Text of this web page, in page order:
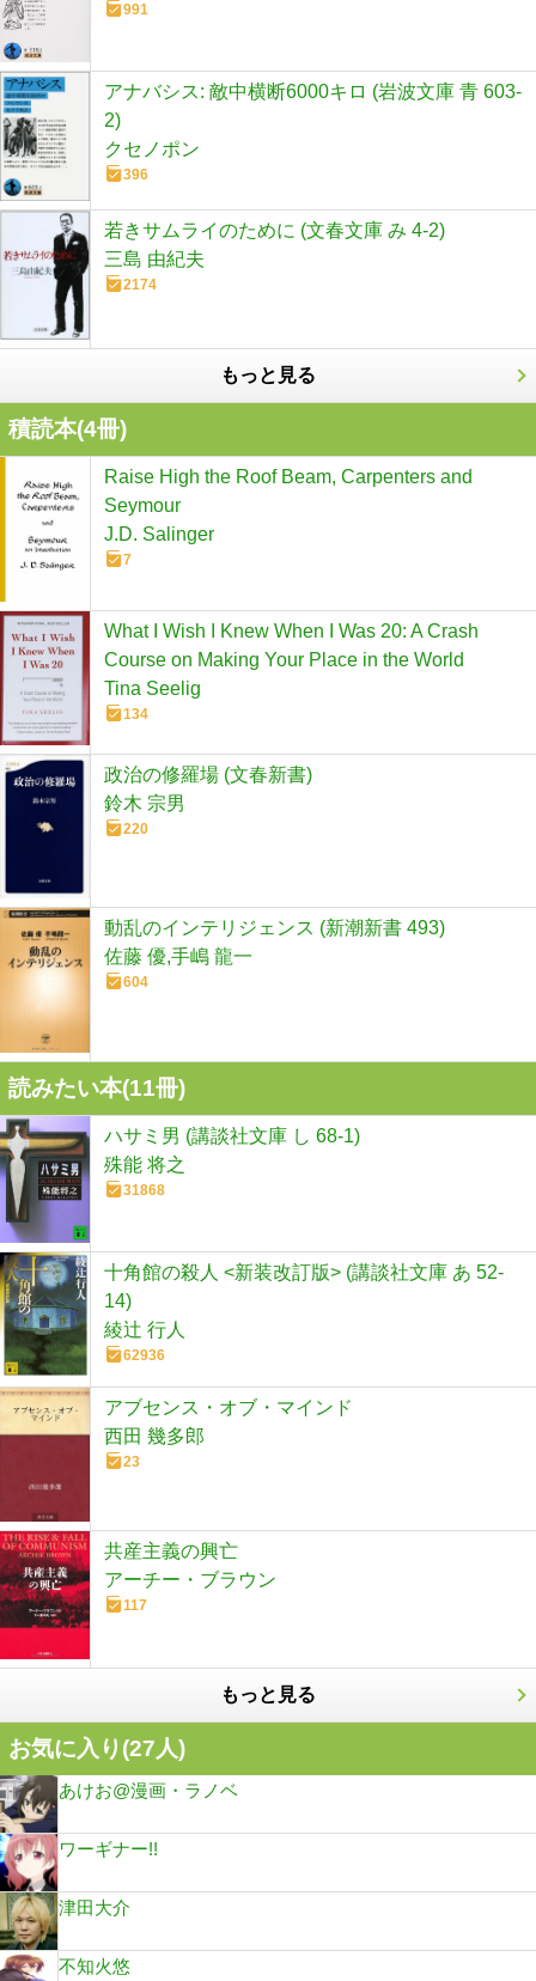
991
アナバシス: 敵中横断6000キロ (岩波文庫 青 603-
2)
クセノポン
396
若きサムライのために (文春文庫 み 4-2)
三島 由紀夫
2174
もっと見る
積読本(4冊)
Raise High the Roof Beam, Carpenters and
Seymour
J.D. Salinger
7
What I Wish I Knew When I Was 20: A Crash
Course on Making Your Place in the World
Tina Seelig
134
政治の修羅場 (文春新書)
鈴木 宗男
220
動乱のインテリジェンス (新潮新書 493)
佐藤 優,手嶋 龍一
604
読みたい本(11冊)
ハサミ男 (講談社文庫 し 68-1)
殊能 将之
31868
十角館の殺人 <新装改訂版> (講談社文庫 あ 52-
14)
綾辻 行人
62936
アブセンス・オブ・マインド
西田 幾多郎
23
共産主義の興亡
アーチー・ブラウン
117
もっと見る
お気に入り(27人)
あけお@漫画・ラノベ
ワーギナー!!
津田大介
不知火悠